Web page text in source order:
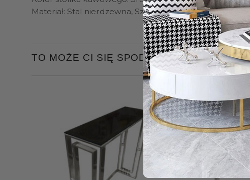
Materiał: Stal nierdzewna, Szkło hartowane
TO MOŻE CI SIĘ SPODOBAĆ…